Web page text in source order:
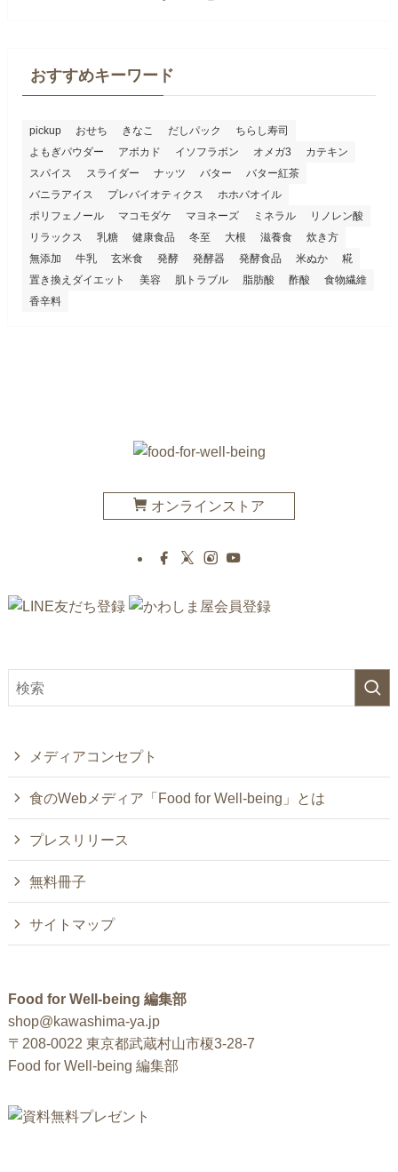
おすすめキーワード
pickup おせち きなこ だしパック
ちらし寿司
よもぎパウダー
アボカド イソフラボン オメガ3
カテキン
スパイス
スライダー ナッツ バター
バター紅茶
バニラアイス
プレバイオティクス
ホホバオイル
ポリフェノール
マコモダケ マヨネーズ ミネラル
リノレン酸
リラックス
乳糖 健康食品 冬至 大根 滋養食
炊き方
無添加
牛乳 玄米食 発酵 発酵器 発酵食品 米ぬか
糀
置き換えダイエット
美容 肌トラブル 脂肪酸 酢酸
食物繊維
香辛料
オンラインストア
メディアコンセプト
食のWebメディア「Food for Well-being」とは
プレスリリース
無料冊子
サイトマップ
Food for Well-being 編集部
shop@kawashima-ya.jp
〒208-0022 東京都武蔵村山市榎3-28-7
Food for Well-being 編集部